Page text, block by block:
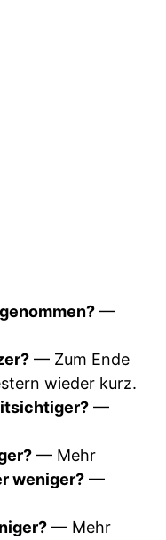
—
— Zum Ende
wieder kurz.
—
— Mehr
weniger? —
— Mehr